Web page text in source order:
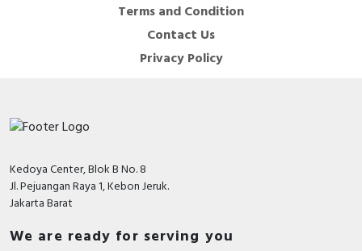
Terms and Condition
Contact Us
Privacy Policy
Kedoya Center, Blok B No. 8
Jl. Pejuangan Raya 1, Kebon Jeruk.
Jakarta Barat
We are ready for serving you